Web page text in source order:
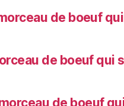
de boeuf
de boeuf qui
de boeuf